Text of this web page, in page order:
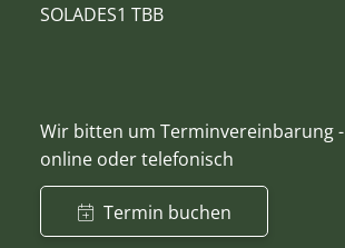
SOLADES1 TBB
Wir bitten um Terminvereinbarung -
online oder telefonisch
Termin buchen